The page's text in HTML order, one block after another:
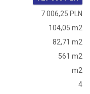
7 006,25 PLN
104,05 m2
82,71 m2
561 m2
m2
4